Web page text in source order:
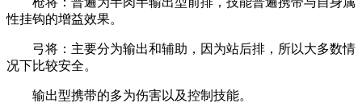
性挂钩的增益效果。
弓将：主要分为输出和辅助，因为站后排，所以大多数情
况下比较安全。
输出型携带的多为伤害以及控制技能。